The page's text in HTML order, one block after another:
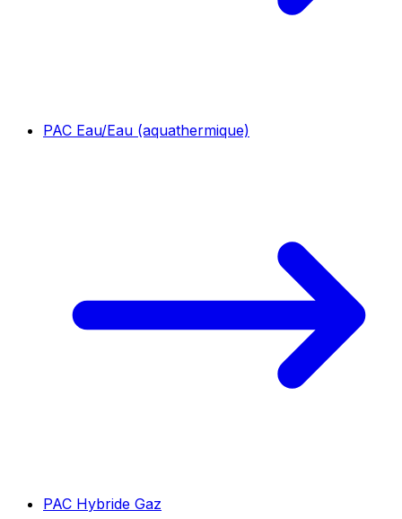
PAC Eau/Eau (aquathermique)
PAC Hybride Gaz